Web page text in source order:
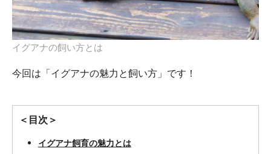
イグアナの飼い方とは
今回は「イグアナの魅力と飼い方」です！
＜目次＞
イグアナ飼育の魅力とは